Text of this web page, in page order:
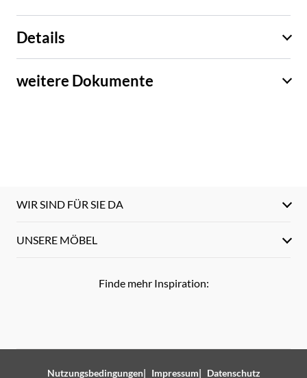
Details
weitere Dokumente
WIR SIND FÜR SIE DA
UNSERE MÖBEL
Finde mehr Inspiration:
Nutzungsbedingungen Impressum Datenschutz